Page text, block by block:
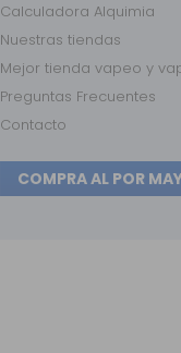
Calculadora Alquimia
Nuestras tiendas
Mejor tienda vapeo y
Preguntas Frecuentes
Contacto
COMPRA AL POR